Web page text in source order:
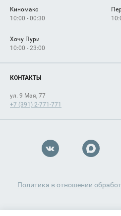
Киномакс
10:00 - 00:30
Хочу Пури
10:00 - 23:00
КОНТАКТЫ
ул. 9 Мая, 77
+7 (391) 2-771-771
Политика в отношении